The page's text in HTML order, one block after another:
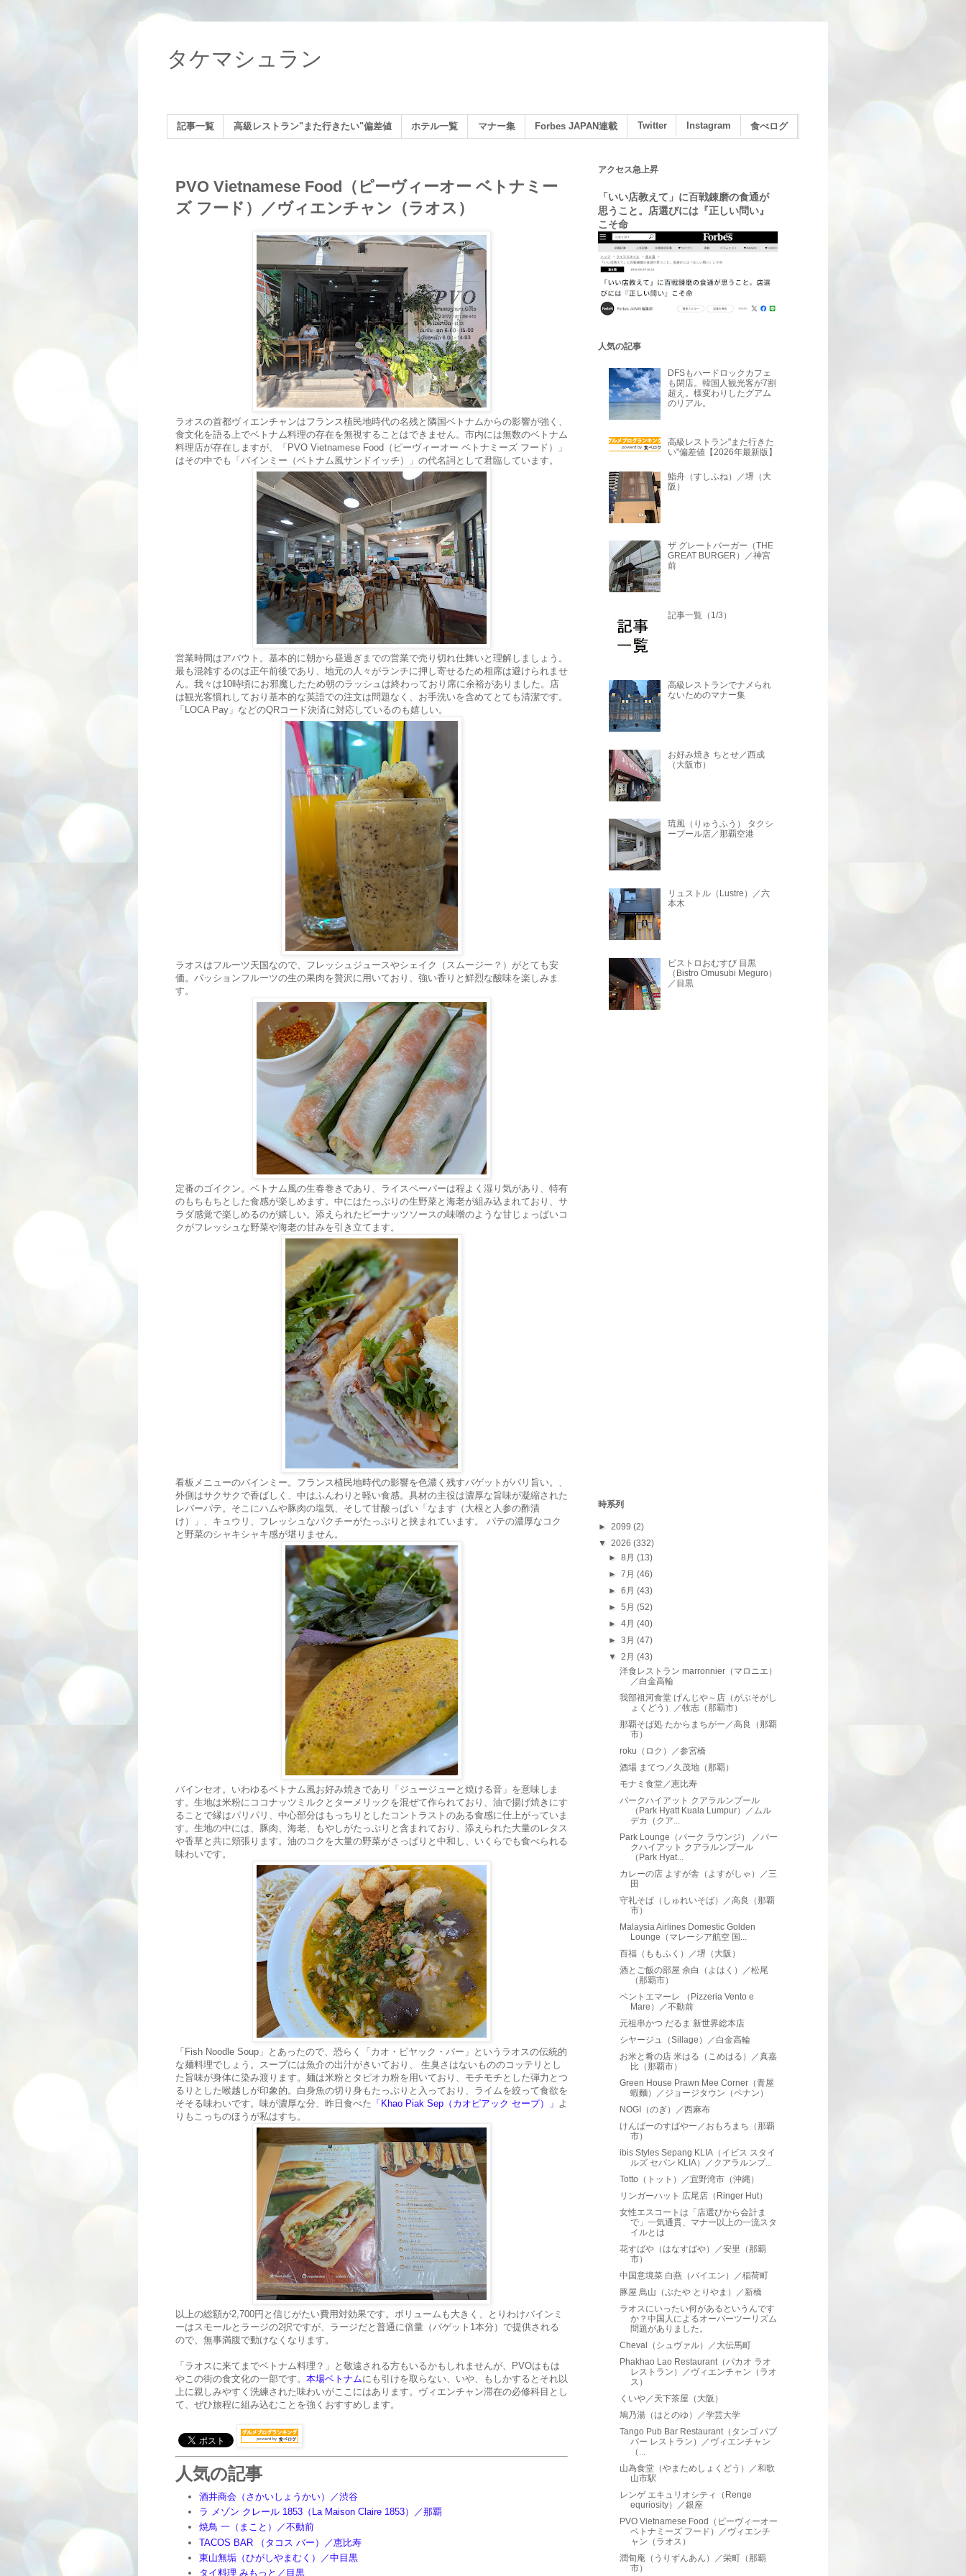
タケマシュラン
記事一覧 高級レストラン"また行きたい"偏差値 ホテル一覧 マナー集 Forbes JAPAN連載 Twitter Instagram 食べログ
PVO Vietnamese Food（ピーヴィーオー ベトナミー
ズ フード）／ヴィエンチャン（ラオス）
ラオスの首都ヴィエンチャンはフランス植民地時代の名残と隣国ベトナムからの影響が強く、
食文化を語る上でベトナム料理の存在を無視することはできません。市内には無数のベトナム
料理店が存在しますが、「PVO Vietnamese Food（ピーヴィーオー ベトナミーズ フード）」
はその中でも「バインミー（ベトナム風サンドイッチ）」の代名詞として君臨しています。
営業時間はアバウト。基本的に朝から昼過ぎまでの営業で売り切れ仕舞いと理解しましょう。
最も混雑するのは正午前後であり、地元の人々がランチに押し寄せるため相席は避けられませ
ん。我々は10時頃にお邪魔したため朝のラッシュは終わっており席に余裕がありました。店
は観光客慣れしており基本的な英語での注文は問題なく、お手洗いを含めてとても清潔です。
「LOCA Pay」などのQRコード決済に対応しているのも嬉しい。
ラオスはフルーツ天国なので、フレッシュジュースやシェイク（スムージー？）がとても安
価。パッションフルーツの生の果肉を贅沢に用いており、強い香りと鮮烈な酸味を楽しみま
す。
定番のゴイクン。ベトナム風の生春巻きであり、ライスペーパーは程よく湿り気があり、特有
のもちもちとした食感が楽しめます。中にはたっぷりの生野菜と海老が組み込まれており、サ
ラダ感覚で楽しめるのが嬉しい。添えられたピーナッツソースの味噌のような甘じょっぱいコ
クがフレッシュな野菜や海老の甘みを引き立てます。
看板メニューのバインミー。フランス植民地時代の影響を色濃く残すバゲットがバリ旨い。、
外側はサクサクで香ばしく、中はふんわりと軽い食感。具材の主役は濃厚な旨味が凝縮された
レバーパテ。そこにハムや豚肉の塩気、そして甘酸っぱい「なます（大根と人参の酢漬
け）」、キュウリ、フレッシュなパクチーがたっぷりと挟まれています。 パテの濃厚なコク
と野菜のシャキシャキ感が堪りません。
バインセオ。いわゆるベトナム風お好み焼きであり「ジュージューと焼ける音」を意味しま
す。生地は米粉にココナッツミルクとターメリックを混ぜて作られており、油で揚げ焼きにす
ることで縁はパリパリ、中心部分はもっちりとしたコントラストのある食感に仕上がっていま
す。生地の中には、豚肉、海老、もやしがたっぷりと含まれており、添えられた大量のレタス
や香草と共に頬張ります。油のコクを大量の野菜がさっぱりと中和し、いくらでも食べられる
味わいです。
「Fish Noodle Soup」とあったので、恐らく「カオ・ピヤック・パー」というラオスの伝統的
な麺料理でしょう。スープには魚介の出汁がきいており、 生臭さはないもののコッテリとし
た旨味が身体に染み渡ります。麺は米粉とタピオカ粉を用いており、モチモチとした弾力とつ
るりとした喉越しが印象的。白身魚の切り身もたっぷりと入っており、ライムを絞って食欲を
そそる味わいです。味が濃厚な分、昨日食べた 「Khao Piak Sep（カオピアック セープ）」 よ
りもこっちのほうが私はすち。
以上の総額が2,700円と信じがたい費用対効果です。ボリュームも大きく、とりわけバインミ
ーはスモールとラージの2択ですが、ラージだと普通に倍量（バゲット1本分）で提供される
ので、無事満腹で動けなくなります。
「ラオスに来てまでベトナム料理？」と敬遠される方もいるかもしれませんが、PVOはもは
やこの街の食文化の一部です。 本場ベトナムにも引けを取らない、いや、もしかするとそれ以
上に親しみやすく洗練された味わいがここにはあります。ヴィエンチャン滞在の必修科目とし
て、ぜひ旅程に組み込むことを強くおすすめします。
人気の記事
酒井商会（さかいしょうかい）／渋谷
ラ メゾン クレール 1853（La Maison Claire 1853）／那覇
焼鳥 一（まこと）／不動前
TACOS BAR （タコス バー）／恵比寿
東山無垢（ひがしやまむく）／中目黒
タイ料理 みもっと／目黒
アクセス急上昇
「いい店教えて」に百戦錬磨の食通が
思うこと。店選びには『正しい問い』
こそ命
人気の記事
DFSもハードロックカフェ
も閉店。韓国人観光客が7割
超え。様変わりしたグアム
のリアル。
高級レストラン"また行きた
い"偏差値【2026年最新版】
鮨舟（すしふね）／堺（大
阪）
ザ グレートバーガー（THE
GREAT BURGER）／神宮
前
記事一覧（1/3）
高級レストランでナメられ
ないためのマナー集
お好み焼き ちとせ／西成
（大阪市）
琉風（りゅうふう） タクシ
ープール店／那覇空港
リュストル（Lustre）／六
本木
ビストロおむすび 目黒
（Bistro Omusubi Meguro）
／目黒
時系列
► 2099 (2)
▼ 2026 (332)
►8月(13)
►7月(46)
►6月(43)
►5月(52)
►4月(40)
►3月(47)
▼2月(43)
洋食レストラン marronnier（マロニエ）
／白金高輪
我部祖河食堂 げんじや～店（がぶそがし
ょくどう）／牧志（那覇市）
那覇そば処 たからまちがー／高良（那覇
市）
roku（ロク）／参宮橋
酒場 まてつ／久茂地（那覇）
モナミ食堂／恵比寿
パークハイアット クアラルンプール
（Park Hyatt Kuala Lumpur）／ムル
デカ（クア...
Park Lounge（パーク ラウンジ） ／パー
クハイアット クアラルンプール
（Park Hyat...
カレーの店 よすが舎（よすがしゃ）／三
田
守礼そば（しゅれいそば）／高良（那覇
市）
Malaysia Airlines Domestic Golden
Lounge（マレーシア航空 国...
百福（ももふく）／堺（大阪）
酒とご飯の部屋 余白（よはく）／松尾
（那覇市）
ベントエマーレ （Pizzeria Vento e
Mare）／不動前
元祖串かつ だるま 新世界総本店
シヤージュ（Sillage）／白金高輪
お米と肴の店 米はる（こめはる）／真嘉
比（那覇市）
Green House Prawn Mee Corner（青屋
蝦麵）／ジョージタウン（ペナン）
NOGI（のぎ）／西麻布
けんぱーのすばやー／おもろまち（那覇
市）
ibis Styles Sepang KLIA（イビス スタイ
ルズ セパン KLIA）／クアラルンプ...
Totto（トット）／宜野湾市（沖縄）
リンガーハット 広尾店（Ringer Hut）
女性エスコートは「店選びから会計ま
で」一気通貫、マナー以上の一流スタ
イルとは
花すばや（はなすばや）／安里（那覇
市）
中国意境菜 白燕（バイエン）／稲荷町
豚屋 鳥山（ぶたや とりやま）／新橋
ラオスにいったい何があるというんです
か？中国人によるオーバーツーリズム
問題がありました。
Cheval（シュヴァル）／大伝馬町
Phakhao Lao Restaurant（パカオ ラオ
レストラン）／ヴィエンチャン（ラオ
ス）
くいや／天下茶屋（大阪）
鳩乃湯（はとのゆ）／学芸大学
Tango Pub Bar Restaurant（タンゴ パブ
バー レストラン）／ヴィエンチャン
（...
山為食堂（やまためしょくどう）／和歌
山市駅
レンゲ エキュリオシティ（Renge
equriosity）／銀座
PVO Vietnamese Food（ピーヴィーオー
ベトナミーズ フード）／ヴィエンチ
ャン（ラオス）
潤旬庵（うりずんあん）／栄町（那覇
市）